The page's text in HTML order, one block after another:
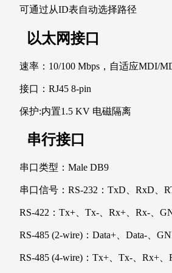
可通过从ID表自动选择路径
以太网接口
速率：10/100 Mbps，自适应MDI/
接口：RJ45 8-pin
保护:内置1.5 KV 电磁隔离
串行接口
串口类型：Male DB9
串口信号：RS-232：TxD、RxD、
RS-422：Tx+、Tx-、Rx+、Rx-、
RS-485 (2-wire)：Data+、Data-、
RS-485 (4-wire)：Tx+、Tx-、Rx+、